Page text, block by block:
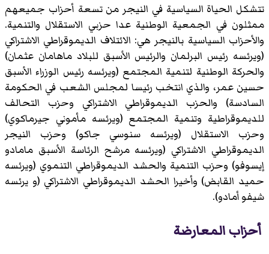
تتشكل الحياة السياسية في النيجر من تسعة أحزاب جميعهم
ممثلون في الجمعية الوطنية عدا حزبي الاستقلال والتنمية.
والأحزاب السياسية بالنيجر هي: الائتلاف الديموقراطي الاشتراكي
(ويرئسه رئيس البرلمان والرئيس الأسبق للبلاد ماهامان عثمان)
والحركة الوطنية لتنمية المجتمع (ويرئسه رئيس الوزراء الأسبق
حسين عمر، والذي انتخب رئيسا لمجلس الشعب في الحكومة
السادسة) والحزب الديموقراطي الاشتراكي وحزب التحالف
للديموقراطية وتنمية المجتمع (ويرئسه مأموني جيرماكوي)
وحزب الاستقلال (ويرئسه سنوسي جاكو) وحزب النيجر
الديموقراطي الاشتراكي (ويرئسه مرشح الرئاسة الأسبق مامادو
إيسوفو) وحزب التنمية والحشد الديموقراطي التنموي (ويرئسه
حميد القابض) وأخيرا الحشد الديموقراطي الاشتراكي (و يرئسه
شيفو أمادو).
أحزاب المعارضة